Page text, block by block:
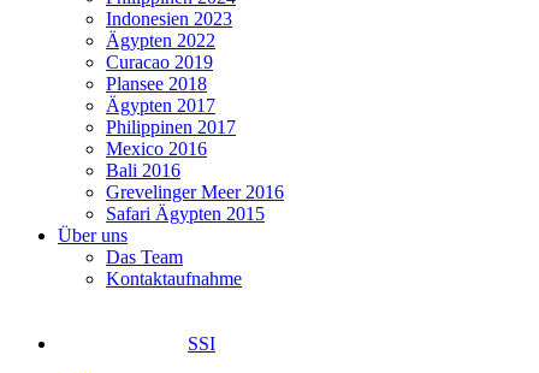
Indonesien 2023
Ägypten 2022
Curacao 2019
Plansee 2018
Ägypten 2017
Philippinen 2017
Mexico 2016
Bali 2016
Grevelinger Meer 2016
Safari Ägypten 2015
Über uns
Das Team
Kontaktaufnahme
SSI